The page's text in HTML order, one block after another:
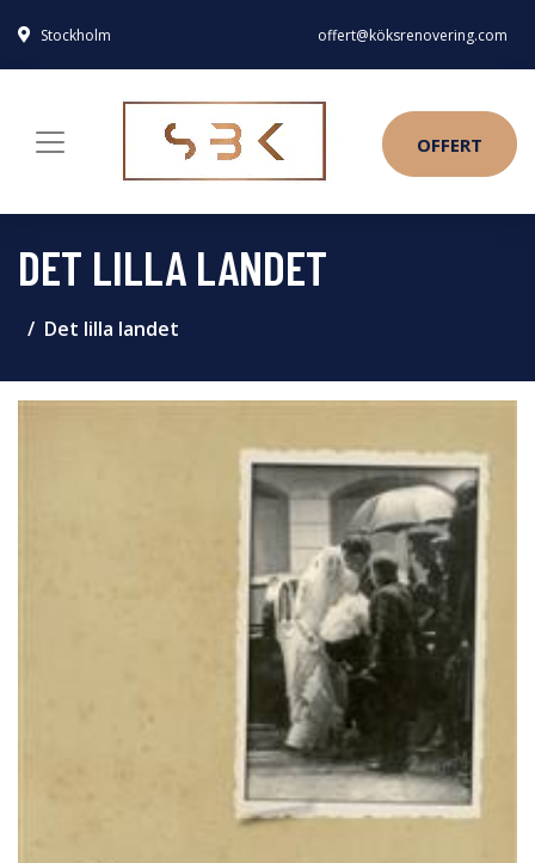
Stockholm offert@köksrenovering.com
OFFERT
DET LILLA LANDET
Det lilla landet